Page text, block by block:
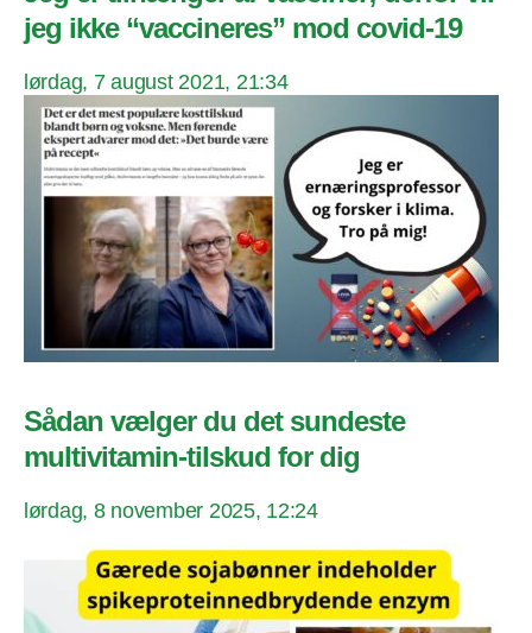
jeg ikke “vaccineres” mod covid-19
lørdag, 7 august 2021, 21:34
Sådan vælger du det sundeste
multivitamin-tilskud for dig
lørdag, 8 november 2025, 12:24